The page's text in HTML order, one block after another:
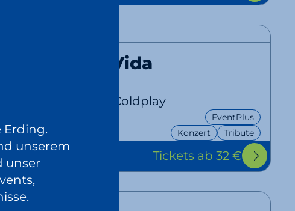
Viva La Vida
A Tribute to Coldplay
Konzert Tribute
EventPlus
2026
Tickets ab 32 €
Erding.
unserem
unser